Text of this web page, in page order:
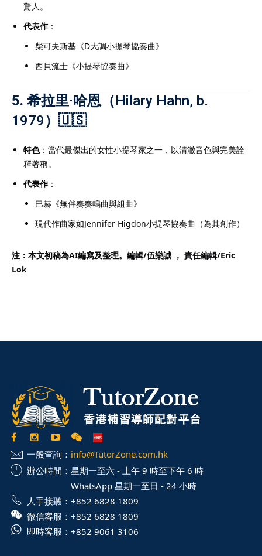
驚人。
代表作：
柴可夫斯基《D大調小提琴協奏曲》
西貝流士《小提琴協奏曲》
5. 希拉里·哈恩（Hilary Hahn, b.
1979）🇺🇸
特色：當代最傑出的女性小提琴家之一，以清澈音色與完美詮
釋著稱。
代表作：
巴赫《無伴奏奏鳴曲與組曲》
現代作曲家如Jennifer Higdon小提琴協奏曲（為其創作）
注：本文初稿為AI編寫及整理。編輯/伍樂誠 ， 責任編輯/Eric
Lok
一般查詢： info@TutorZone.com.hk
辦公時間： 星期一至六 - 上午 9 時至下午 6 時
WhatsApp 星期一至日 - 24 小時
人手接聽： +852 6828 1809
微信客服： +852 6828 1809
即時客服： +852 9061 3106